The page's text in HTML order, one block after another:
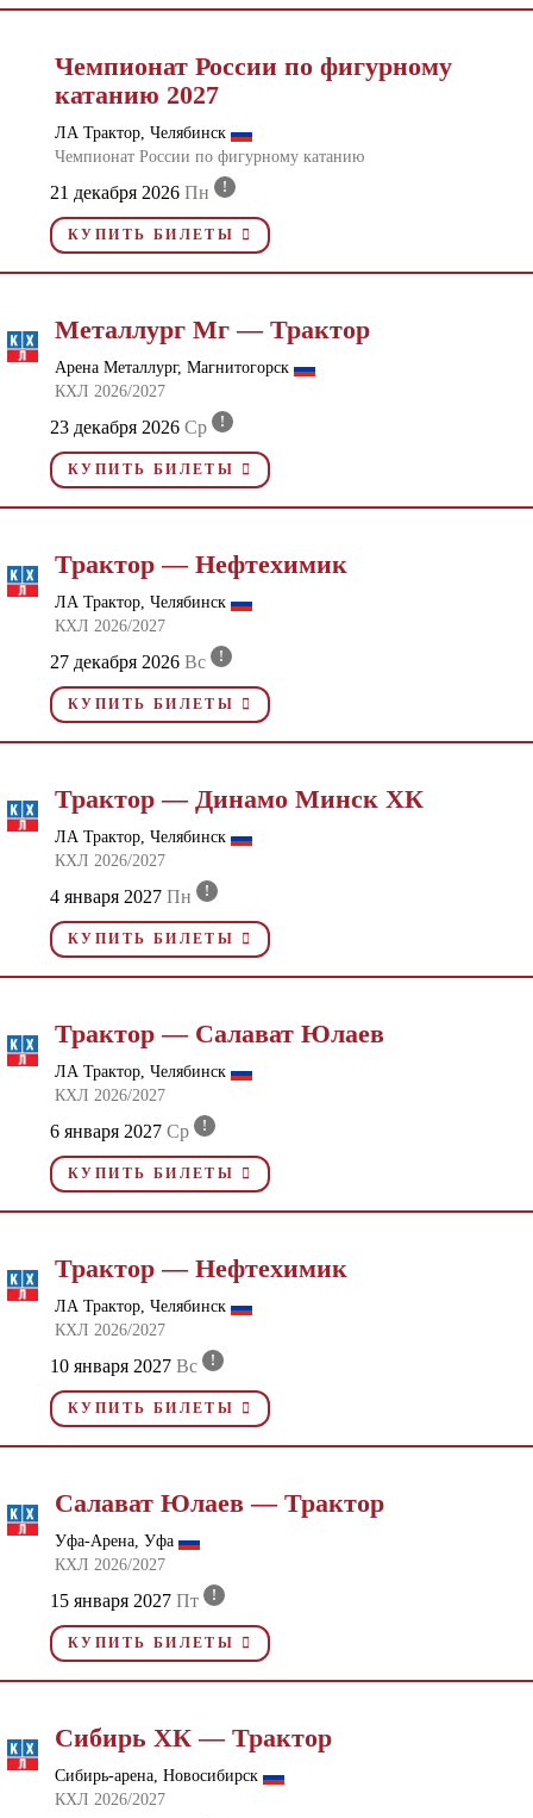
Чемпионат России по фигурному
катанию 2027
ЛА Трактор, Челябинск
Чемпионат России по фигурному катанию
21 декабря 2026 Пн !
КУПИТЬ БИЛЕТЫ
Металлург Мг — Трактор
Арена Металлург, Магнитогорск
КХЛ 2026/2027
23 декабря 2026 Ср !
КУПИТЬ БИЛЕТЫ
Трактор — Нефтехимик
ЛА Трактор, Челябинск
КХЛ 2026/2027
27 декабря 2026 Вс !
КУПИТЬ БИЛЕТЫ
Трактор — Динамо Минск ХК
ЛА Трактор, Челябинск
КХЛ 2026/2027
4 января 2027 Пн !
КУПИТЬ БИЛЕТЫ
Трактор — Салават Юлаев
ЛА Трактор, Челябинск
КХЛ 2026/2027
6 января 2027 Ср !
КУПИТЬ БИЛЕТЫ
Трактор — Нефтехимик
ЛА Трактор, Челябинск
КХЛ 2026/2027
10 января 2027 Вс !
КУПИТЬ БИЛЕТЫ
Салават Юлаев — Трактор
Уфа-Арена, Уфа
КХЛ 2026/2027
15 января 2027 Пт !
КУПИТЬ БИЛЕТЫ
Сибирь ХК — Трактор
Сибирь-арена, Новосибирск
КХЛ 2026/2027